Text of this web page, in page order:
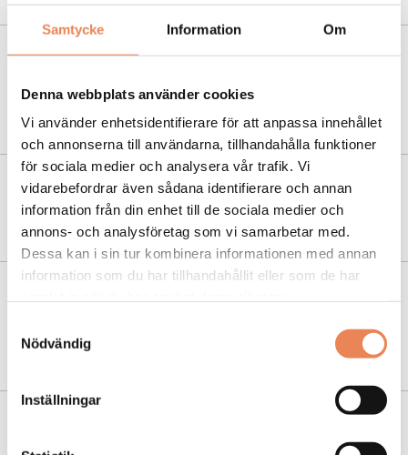
Samtycke Information Om
Denna webbplats använder cookies
Vi använder enhetsidentifierare för att anpassa innehållet
och annonserna till användarna, tillhandahålla funktioner
för sociala medier och analysera vår trafik. Vi
vidarebefordrar även sådana identifierare och annan
information från din enhet till de sociala medier och
annons- och analysföretag som vi samarbetar med.
Dessa kan i sin tur kombinera informationen med annan
information som du har tillhandahållit eller som de har
Nödvändig
Inställningar
5 trender inom hotellinredning – experten
förklarar
NYHETER | 25 april 2023
Lyxigt uppdrag i Saltsjöbaden
NYHETER | 14 mars 2023
Hotell Borgholm växer med bolangerie och ny
bistro